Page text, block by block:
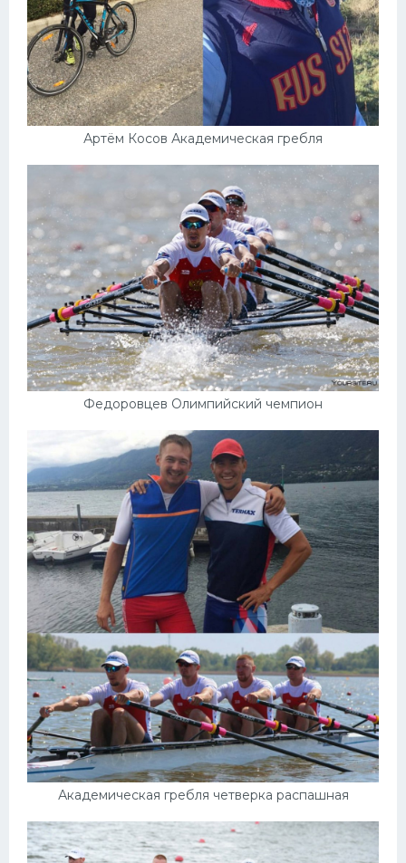
Артём Косов Академическая гребля
Федоровцев Олимпийский чемпион
Академическая гребля четверка распашная